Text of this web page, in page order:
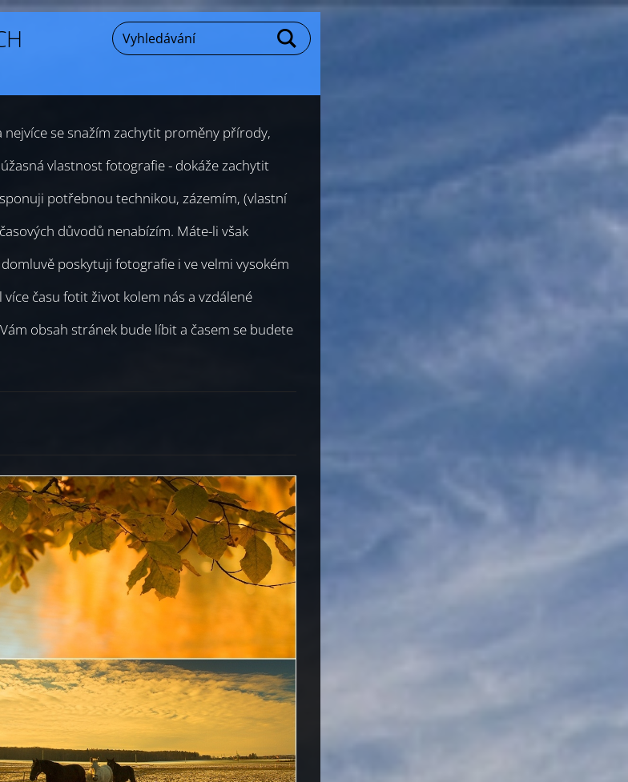
se snažím zachytit proměny přírody,
vlastnost fotografie - dokáže zachytit
potřebnou technikou, zázemím, (vlastní
důvodů nenabízím. Máte-li však
poskytuji fotografie i ve velmi vysokém
času fotit život kolem nás a vzdálené
obsah stránek bude líbit a časem se budete